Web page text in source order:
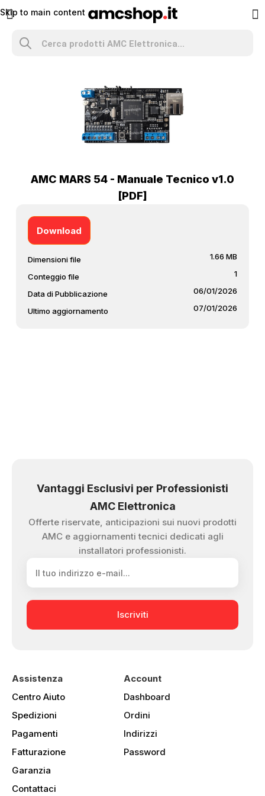
Skip to main content
Download
Dimensioni file 1.66 MB
Conteggio file 1
Data di Pubblicazione 06/01/2026
Ultimo aggiornamento 07/01/2026
AMC MARS 54 - Manuale Tecnico v1.0
[PDF]
Vantaggi Esclusivi per Professionisti
AMC Elettronica
Offerte riservate, anticipazioni sui nuovi prodotti
AMC e aggiornamenti tecnici dedicati agli
installatori professionisti.
Iscriviti
Assistenza
Centro Aiuto
Spedizioni
Pagamenti
Fatturazione
Garanzia
Contattaci
Account
Dashboard
Ordini
Indirizzi
Password